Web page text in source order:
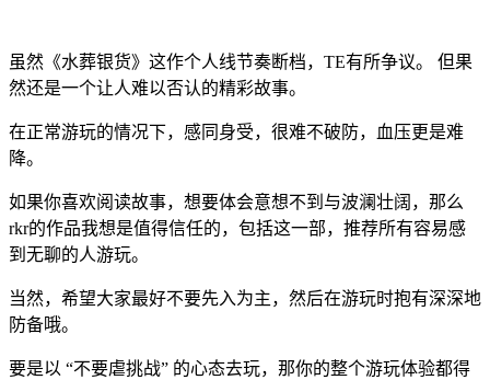
虽然《水葬银货》这作个人线节奏断档，TE有所争议。 但果
然还是一个让人难以否认的精彩故事。
在正常游玩的情况下，感同身受，很难不破防，血压更是难
降。
如果你喜欢阅读故事，想要体会意想不到与波澜壮阔，那么
rkr的作品我想是值得信任的，包括这一部，推荐所有容易感
到无聊的人游玩。
当然，希望大家最好不要先入为主，然后在游玩时抱有深深地
防备哦。
要是以 “不要虐挑战” 的心态去玩，那你的整个游玩体验都得